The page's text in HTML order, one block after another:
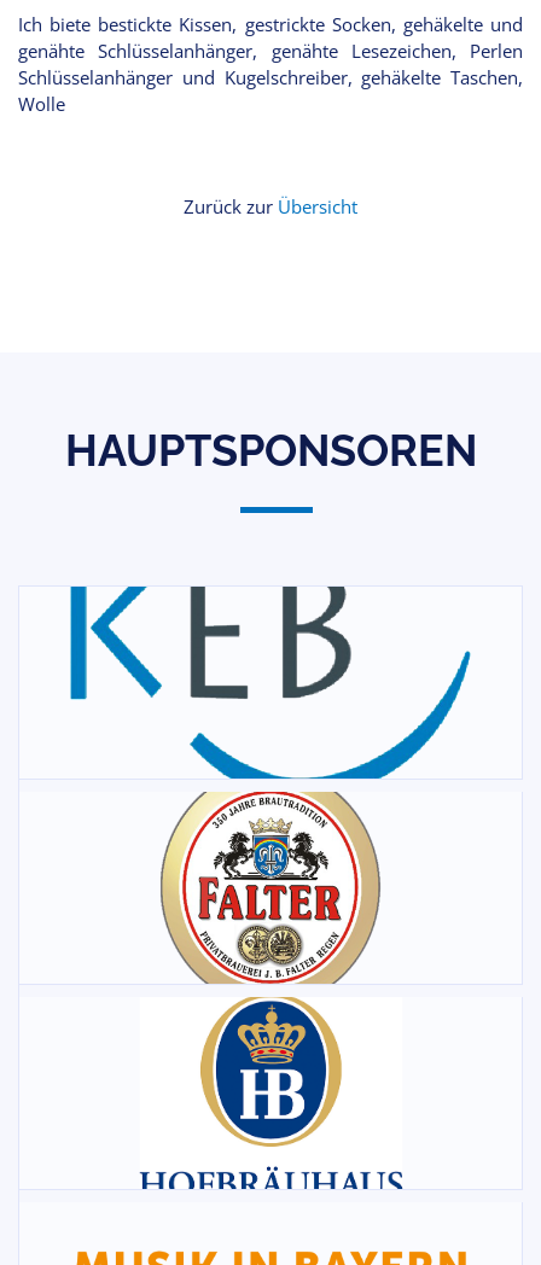
Ich biete bestickte Kissen, gestrickte Socken, gehäkelte und
genähte Schlüsselanhänger, genähte Lesezeichen, Perlen
Schlüsselanhänger und Kugelschreiber, gehäkelte Taschen,
Wolle
Zurück zur Übersicht
HAUPTSPONSOREN